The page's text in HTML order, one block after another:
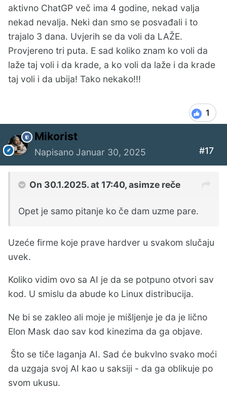
aktivno ChatGP več ima 4 godine, nekad valja
nekad nevalja. Neki dan smo se posvađali i to
trajalo 3 dana. Uvjerih se da voli da LAŽE.
Provjereno tri puta. E sad koliko znam ko voli da
laže taj voli i da krade, a ko voli da laže i da krade
taj voli i da ubija! Tako nekako!!!
1
Mikorist
Napisano Januar 30, 2025 #17
On 30.1.2025. at 17:40,asimze reče
Opet je samo pitanje ko če dam uzme pare.
Uzeće firme koje prave hardver u svakom slučaju
uvek.
Koliko vidim ovo sa AI je da se potpuno otvori sav
kod. U smislu da abude ko Linux distribucija.
Ne bi se zakleo ali moje je mišljenje je da je lično
Elon Mask dao sav kod kinezima da ga objave.
Što se tiče laganja AI. Sad će bukvlno svako moći
da uzgaja svoj AI kao u saksiji - da ga oblikuje po
svom ukusu.